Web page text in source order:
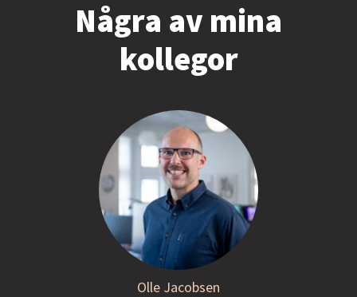
Några av mina
kollegor
Olle Jacobsen